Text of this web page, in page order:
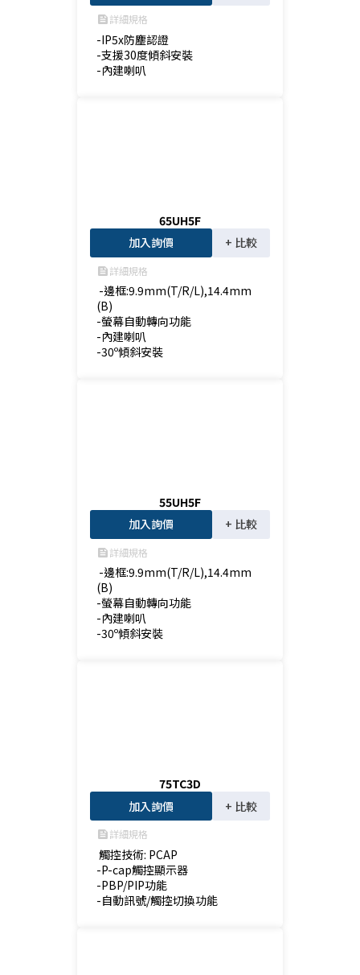
feed詳細規格
-IP5x防塵認證
-支援30度傾斜安裝
-內建喇叭
65UH5F
加入詢價
+ 比較
feed詳細規格
-邊框:9.9mm(T/R/L),14.4mm
(B)
-螢幕自動轉向功能
-內建喇叭
-30º傾斜安裝
55UH5F
加入詢價
+ 比較
feed詳細規格
-邊框:9.9mm(T/R/L),14.4mm
(B)
-螢幕自動轉向功能
-內建喇叭
-30º傾斜安裝
75TC3D
加入詢價
+ 比較
feed詳細規格
觸控技術: PCAP
-P-cap觸控顯示器
-PBP/PIP功能
-自動訊號/觸控切換功能